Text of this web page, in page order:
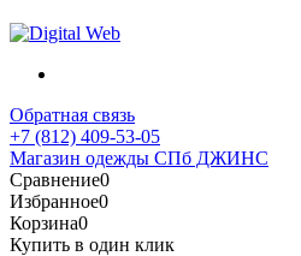
Обратная связь
+7 (812) 409-53-05
Магазин одежды СПб ДЖИНС
Сравнение0
Избранное0
Корзина0
Купить в один клик